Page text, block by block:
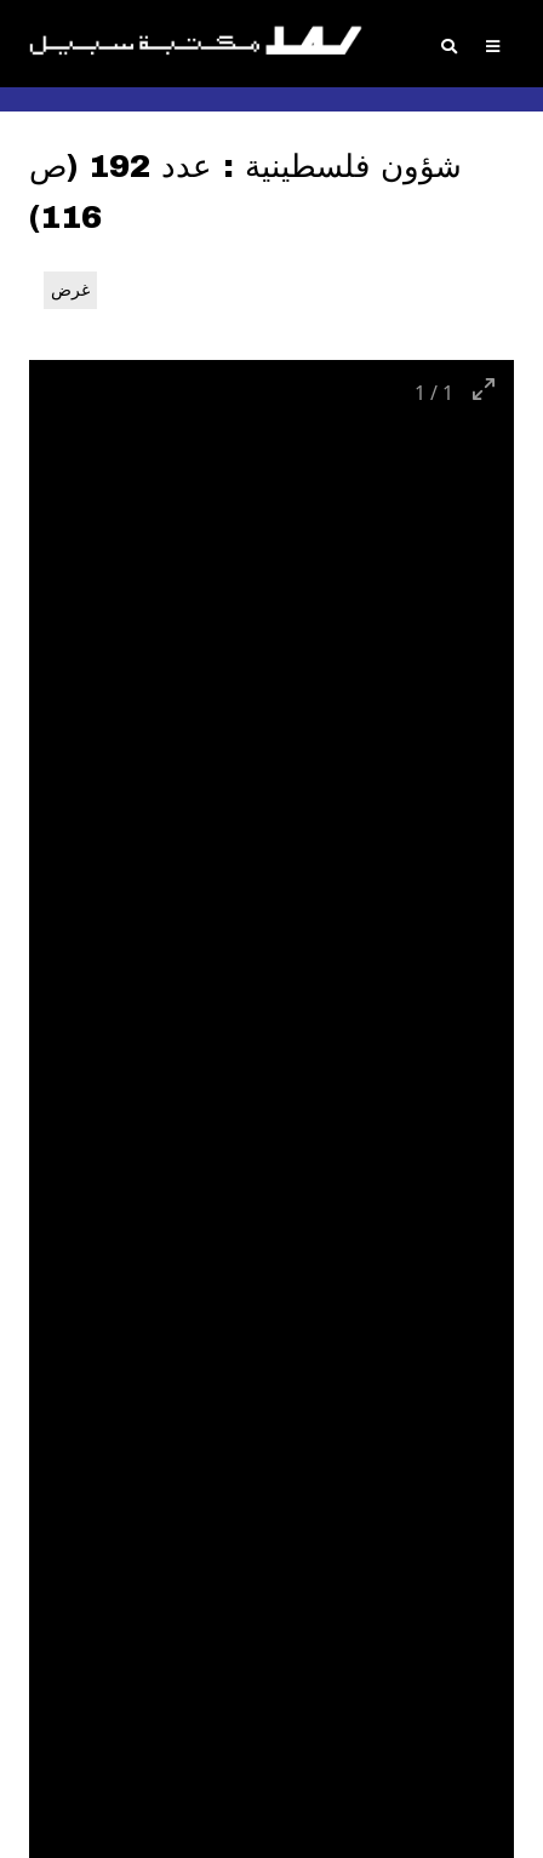
شؤون فلسطينية : عدد 192 (ص
116)
غرض
1 / 1